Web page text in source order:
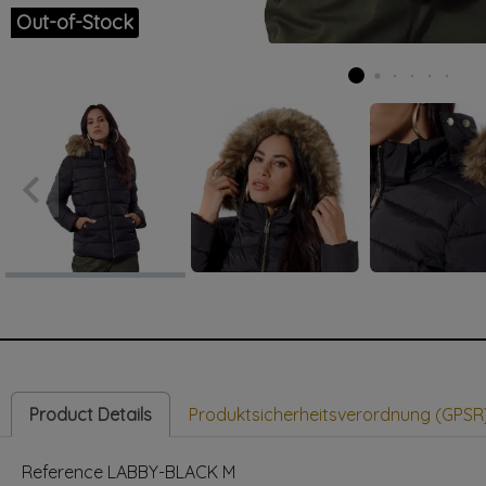
Out-of-Stock
Previous
keyboard_arrow_left
Product Details Produktsicherheitsverordnung
Reference LABBY-BLACK M